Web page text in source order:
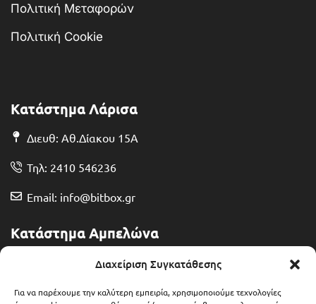
Διαχείριση Συγκατάθεσης
Για να παρέχουμε την καλύτερη εμπειρία, χρησιμοποιούμε τεχνολογίες
Πολιτική Μεταφορών
Πολιτική Cookie
Κατάστημα Λάρισα
Διευθ: Αθ.Δίακου 15Α
Τηλ: 2410 546236
Email: info@bitbox.gr
Κατάστημα Αμπελώνα
Διευθ: Θερμοπυλών 13
Τηλ: 2492 401071